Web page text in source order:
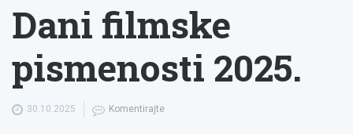
Dani filmske
pismenosti 2025.
30.10.2025 Komentirajte